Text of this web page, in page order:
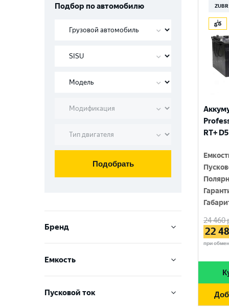
Подбор по автомобилю
Подобрать
Бренд
ZUBR
Емкость
Пусковой ток
ZUBR
RT+
24 460
22
при